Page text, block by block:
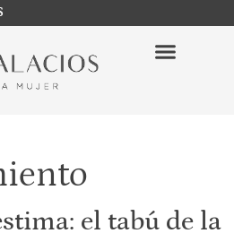
el tabú de la